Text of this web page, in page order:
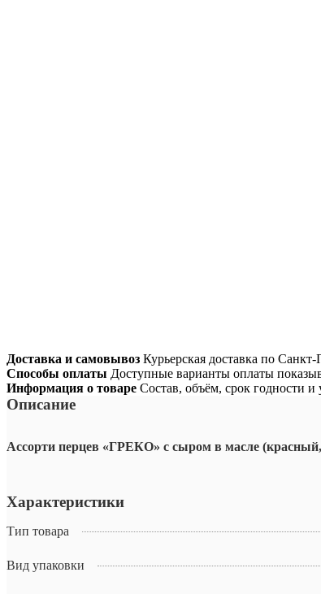
Доставка и самовывоз Курьерская доставка по
Способы оплаты Доступные варианты оплаты
Информация о товаре Состав, объём, срок годности и
Описание
Ассорти перцев «ГРЕКО» с сыром в масле
Характеристики
Тип товара
Вид упаковки